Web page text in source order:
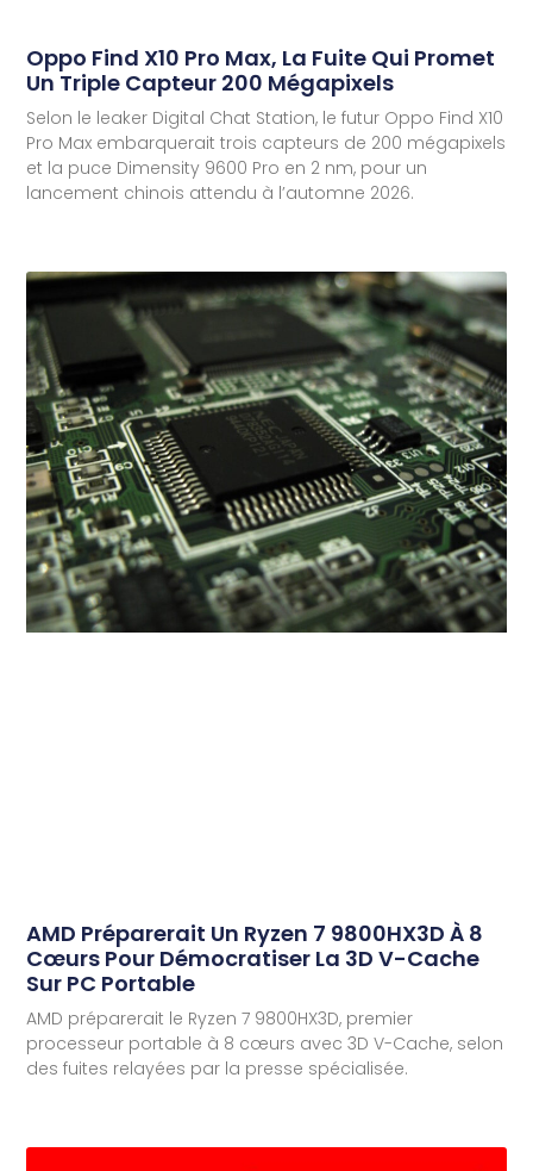
Oppo Find X10 Pro Max, La Fuite Qui Promet
Un Triple Capteur 200 Mégapixels
Selon le leaker Digital Chat Station, le futur Oppo Find X10
Pro Max embarquerait trois capteurs de 200 mégapixels
et la puce Dimensity 9600 Pro en 2 nm, pour un
lancement chinois attendu à l’automne 2026.
AMD Préparerait Un Ryzen 7 9800HX3D À 8
Cœurs Pour Démocratiser La 3D V-Cache
Sur PC Portable
AMD préparerait le Ryzen 7 9800HX3D, premier
processeur portable à 8 cœurs avec 3D V-Cache, selon
des fuites relayées par la presse spécialisée.